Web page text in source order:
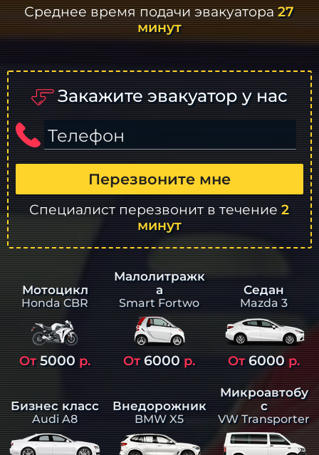
Среднее время подачи эвакуатора27
минут
Закажите эвакуатор у нас
Телефон
Перезвоните мне
Специалист перезвонит в течение2
минут
Мотоцикл
Honda CBR
От5000 р.
Малолитражк
а
Smart Fortwo
От6000р.
Седан
Mazda 3
От6000р.
Бизнес класс
Audi A8
Внедорожник
BMW X5
Микроавтобу
с
VW Transporter